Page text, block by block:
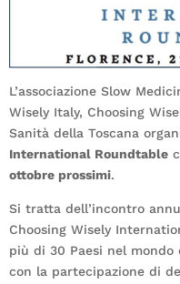
L’associazione Slow
Wisely Italy, Choosing
Sanità della Toscana
International Roundtable
ottobre prossimi.
Si tratta dell’incontro
Choosing Wisely
più di 30 Paesi nel mondo
con la partecipazione di